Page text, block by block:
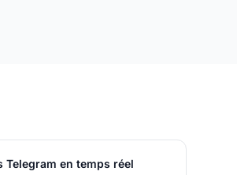
Telegram en temps réel